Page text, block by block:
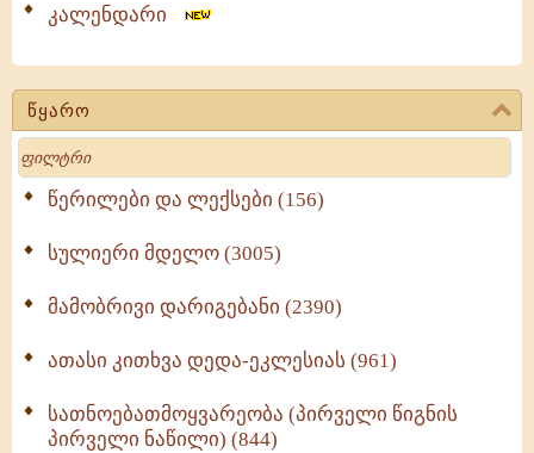
კალენდარი
წყარო
Search
წერილები და ლექსები (156)
სულიერი მდელო (3005)
მამობრივი დარიგებანი (2390)
ათასი კითხვა დედა-ეკლესიას (961)
სათნოებათმოყვარეობა (პირველი წიგნის
პირველი ნაწილი) (844)